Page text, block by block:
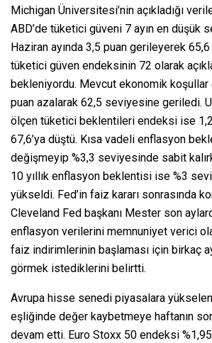
Michigan Üniversitesi’nin açıkladığı
ABD’de tüketici güveni 7 ayın en düşük
Haziran ayında 3,5 puan gerileyerek 65,6
tüketici güven endeksinin 72 olarak
bekleniyordu. Mevcut ekonomik
puan azalarak 62,5 seviyesine geriledi.
ölçen tüketici beklentileri endeksi ise
67,6’ya düştü. Kısa vadeli enflasyon
değişmeyip %3,3 seviyesinde sabit
10 yıllık enflasyon beklentisi ise %3
yükseldi. Fed’in faiz kararı sonrasında
Cleveland Fed başkanı Mester son
enflasyon verilerini memnuniyet verici
faiz indirimlerinin başlaması için birkaç
görmek istediklerini belirtti.
Avrupa hisse senedi piyasalara
eşliğinde değer kaybetmeye haftanın
devam etti. Euro Stoxx 50 endeksi